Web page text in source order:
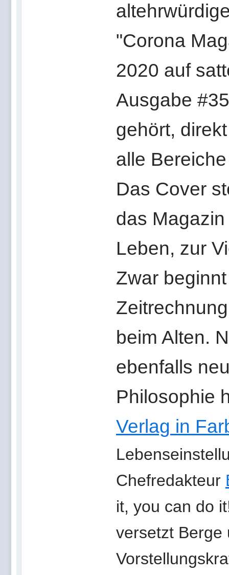
"Corona
2020 auf
Ausgabe
gehört,
alle
Das Cover
das
Leben, zur
Zwar
beim Alten.
ebenfalls
Philosophie
Verlag in
Chefredakteur
it, you can do
versetzt Berge